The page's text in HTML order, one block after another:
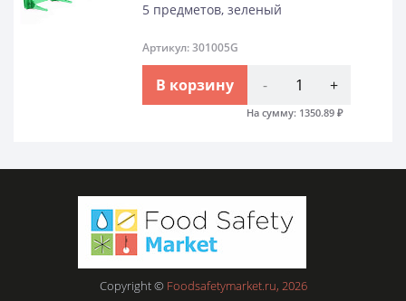
5 предметов, зеленый
Артикул: 301005G
В корзину - +
На сумму: 1350.89 ₽
Copyright © Foodsafetymarket.ru, 2026